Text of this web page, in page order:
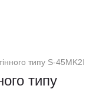
типу S-
типу